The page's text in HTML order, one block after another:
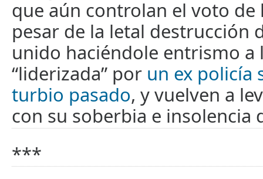
que aún controlan el voto de
pesar de la letal destrucción
unido haciéndole entrismo a
“liderizada” por un ex policía
turbio pasado, y vuelven a
con su soberbia e insolencia
***